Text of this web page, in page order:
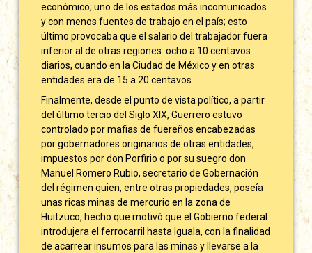
económico; uno de los estados más incomunicados
y con menos fuentes de trabajo en el país; esto
último provocaba que el salario del trabajador fuera
inferior al de otras regiones: ocho a 10 centavos
diarios, cuando en la Ciudad de México y en otras
entidades era de 15 a 20 centavos.
Finalmente, desde el punto de vista político, a partir
del último tercio del Siglo XIX, Guerrero estuvo
controlado por mafias de fuereños encabezadas
por gobernadores originarios de otras entidades,
impuestos por don Porfirio o por su suegro don
Manuel Romero Rubio, secretario de Gobernación
del régimen quien, entre otras propiedades, poseía
unas ricas minas de mercurio en la zona de
Huitzuco, hecho que motivó que el Gobierno federal
introdujera el ferrocarril hasta Iguala, con la finalidad
de acarrear insumos para las minas y llevarse a la